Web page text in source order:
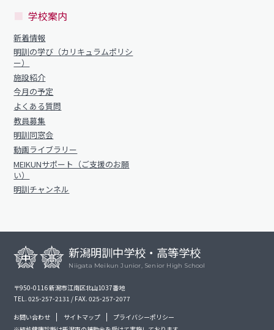
よくある質問
教員募集
動画ライブラリー
MEIKUNサポート（ご支援のお願い）
明訓チャンネル
お問い合わせ
新着情報
明訓の学び（カリキュラムポリシー）
施設紹介
今月の予定
よくある質問
教員募集
明訓同窓会
動画ライブラリー
明訓チャンネル
お問い合わせ サイトマップ
プライバシーポリシー
学校案内
新着情報
明訓の学び（カリキュラムポリシ
ー）
施設紹介
今月の予定
よくある質問
教員募集
明訓同窓会
動画ライブラリー
MEIKUNサポート（ご支援のお願
い）
明訓チャンネル
新潟明訓中学校・高等学校
Niigata Meikun Junior, Senior High School
〒950-0116 新潟市江南区北山1037番地
TEL. 025-257-2131 / FAX. 025-257-2077
お問い合わせ サイトマップ
プライバシーポリシー